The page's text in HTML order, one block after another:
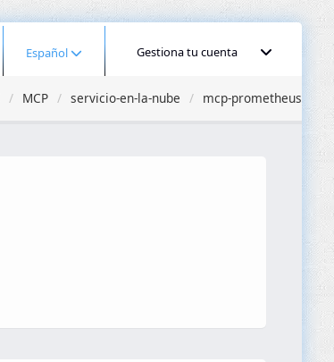
Español Gestiona tu cuenta
MCP servicio-en-la-nube mcp-prometheus